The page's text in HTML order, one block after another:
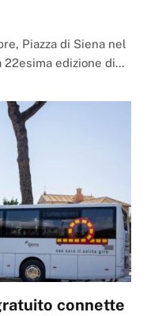
Piazza di Siena nel
edizione di…
connette